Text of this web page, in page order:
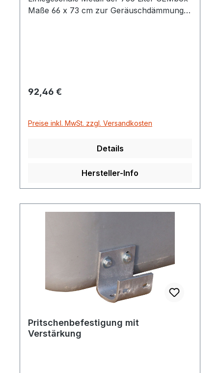
Maße 66 x 73 cm zur Geräuschdämmung
Regulärer Preis:
92,46 €
Preise inkl. MwSt. zzgl. Versandkosten
Details
Hersteller-Info
Pritschenbefestigung mit
Verstärkung